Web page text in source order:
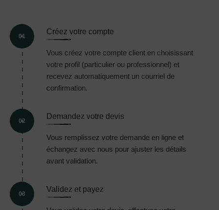
01
Créez votre compte
Vous créez votre compte client en choisissant
votre profil (particulier ou professionnel) et
recevez automatiquement un courriel de
confirmation.
02
Demandez votre devis
Vous remplissez votre demande en ligne et
échangez avec nous pour ajuster les détails
avant validation.
03
Validez et payez